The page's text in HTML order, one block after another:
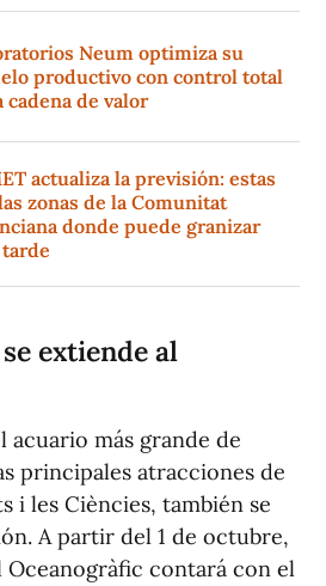
Neum optimiza su
productivo con control total
cadena de valor
actualiza la previsión: estas
zonas de la Comunitat
donde puede granizar
extiende al
acuario más grande de
principales atracciones de
i les Ciències, también se
A partir del 1 de octubre,
Oceanogràfic contará con el